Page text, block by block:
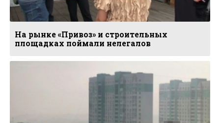
На рынке «Привоз» и строительных
площадках поймали нелегалов